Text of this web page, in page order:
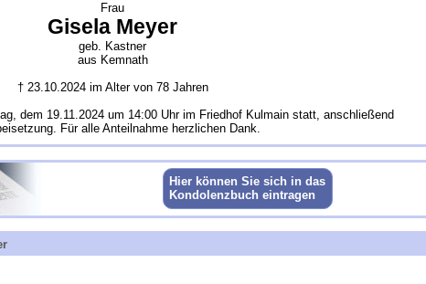
Frau
Gisela Meyer
geb. Kastner
aus Kemnath
† 23.10.2024 im Alter von 78 Jahren
dem 19.11.2024 um 14:00 Uhr im Friedhof Kulmain statt, anschließend
Für alle Anteilnahme herzlichen Dank.
Hier können Sie sich in das
Kondolenzbuch eintragen